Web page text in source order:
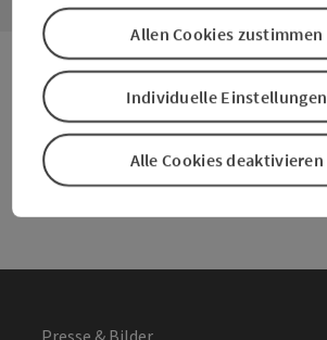
Andere Webseiten
Services
Presse & Bilder
Alle Cookies deaktivieren
Individuelle Einstellungen
Allen Cookies zustimmen